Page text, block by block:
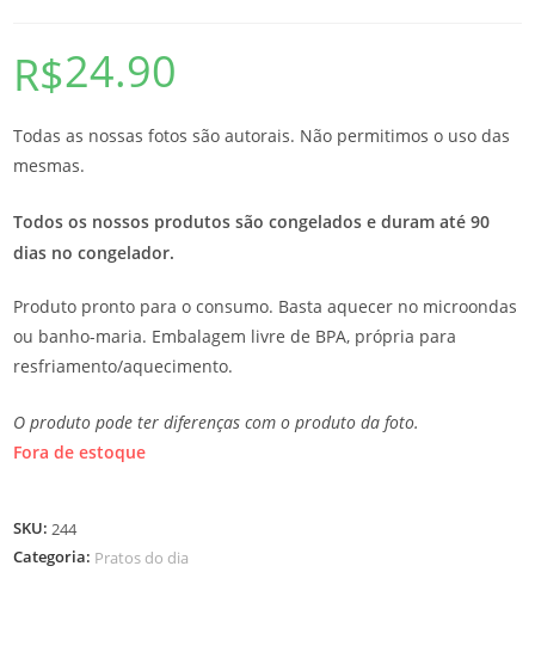
R$24.90
Todas as nossas fotos são autorais. Não permitimos o uso das
mesmas.
Todos os nossos produtos são congelados e duram até 90
dias no congelador.
Produto pronto para o consumo. Basta aquecer no microondas
ou banho-maria. Embalagem livre de BPA, própria para
resfriamento/aquecimento.
O produto pode ter diferenças com o produto da foto.
Fora de estoque
SKU: 244
Categoria: Pratos do dia